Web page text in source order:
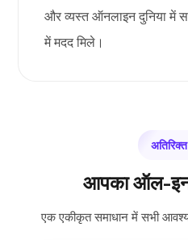
और व्यस्त ऑनलाइन दुनिया में
में मदद मिले।
आपका ऑल-
एक एकीकृत समाधान में सभी